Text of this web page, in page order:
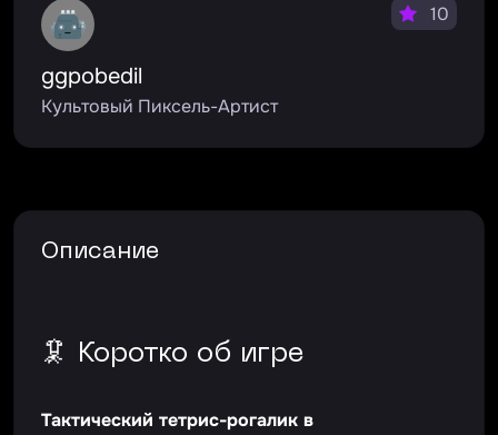
ggpobedil
Культовый Пиксель-Артист
10
Описание
🦑 Коротко об игре
Тактический тетрис-рогалик в